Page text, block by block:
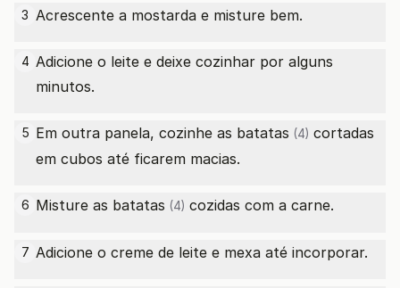
3 Acrescente a mostarda e misture bem.
4 Adicione o leite e deixe cozinhar por alguns
minutos.
5 Em outra panela, cozinhe as batatas (4) cortadas
em cubos até ficarem macias.
6 Misture as batatas (4) cozidas com a carne.
7 Adicione o creme de leite e mexa até incorporar.